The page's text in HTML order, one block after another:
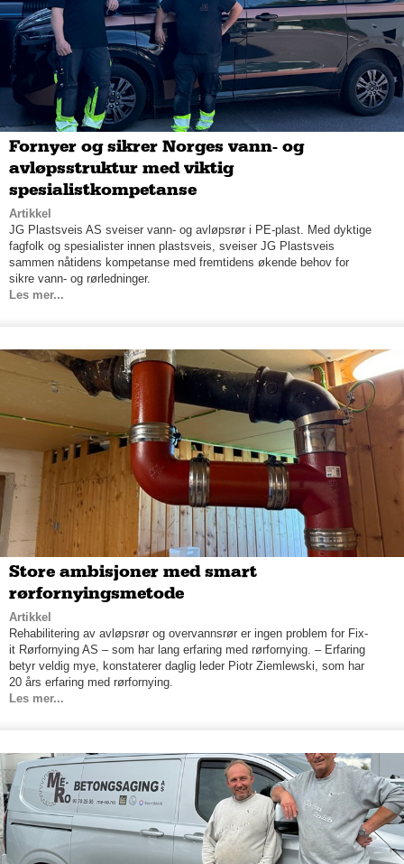
Fornyer og sikrer Norges vann- og
avløpsstruktur med viktig
spesialistkompetanse
Artikkel
JG Plastsveis AS sveiser vann- og avløpsrør i PE-plast. Med dyktige
fagfolk og spesialister innen plastsveis, sveiser JG Plastsveis
sammen nåtidens kompetanse med fremtidens økende behov for
sikre vann- og rørledninger.
Les mer...
Store ambisjoner med smart
rørfornyingsmetode
Artikkel
Rehabilitering av avløpsrør og overvannsrør er ingen problem for Fix-
it Rørfornying AS – som har lang erfaring med rørfornying. – Erfaring
betyr veldig mye, konstaterer daglig leder Piotr Ziemlewski, som har
20 års erfaring med rørfornying.
Les mer...